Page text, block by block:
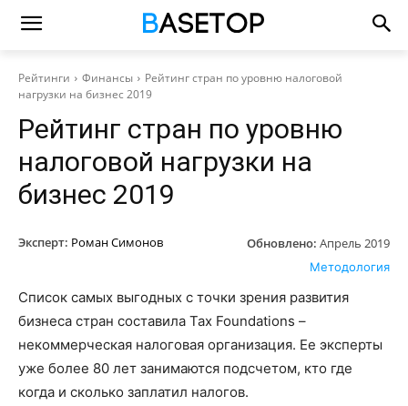
Рейтинги Финансы
Рейтинг стран по уровню налоговой
нагрузки на бизнес 2019
Рейтинг стран по уровню
налоговой нагрузки на
бизнес 2019
Эксперт: Роман Симонов Обновлено: Апрель 2019
Методология
Список самых выгодных с точки зрения развития
бизнеса стран составила Tax Foundations –
некоммерческая налоговая организация. Ее эксперты
уже более 80 лет занимаются подсчетом, кто где
когда и сколько заплатил налогов.